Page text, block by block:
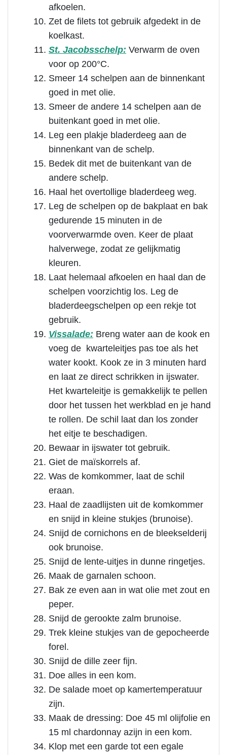
afkoelen.
Zet de filets tot gebruik afgedekt in de
koelkast.
St. Jacobsschelp: Verwarm de oven
voor op 200°C.
Smeer 14 schelpen aan de binnenkant
goed in met olie.
Smeer de andere 14 schelpen aan de
buitenkant goed in met olie.
Leg een plakje bladerdeeg aan de
binnenkant van de schelp.
Bedek dit met de buitenkant van de
andere schelp.
Haal het overtollige bladerdeeg weg.
Leg de schelpen op de bakplaat en bak
gedurende 15 minuten in de
voorverwarmde oven. Keer de plaat
halverwege, zodat ze gelijkmatig
kleuren.
Laat helemaal afkoelen en haal dan de
schelpen voorzichtig los. Leg de
bladerdeegschelpen op een rekje tot
gebruik.
Vissalade: Breng water aan de kook en
voeg de kwarteleitjes pas toe als het
water kookt. Kook ze in 3 minuten hard
en laat ze direct schrikken in ijswater.
Het kwarteleitje is gemakkelijk te pellen
door het tussen het werkblad en je hand
te rollen. De schil laat dan los zonder
het eitje te beschadigen.
Bewaar in ijswater tot gebruik.
Giet de maïskorrels af.
Was de komkommer, laat de schil
eraan.
Haal de zaadlijsten uit de komkommer
en snijd in kleine stukjes (brunoise).
Snijd de cornichons en de bleekselderij
ook brunoise.
Snijd de lente-uitjes in dunne ringetjes.
Maak de garnalen schoon.
Bak ze even aan in wat olie met zout en
peper.
Snijd de gerookte zalm brunoise.
Trek kleine stukjes van de gepocheerde
forel.
Snijd de dille zeer fijn.
Doe alles in een kom.
De salade moet op kamertemperatuur
zijn.
Maak de dressing: Doe 45 ml olijfolie en
15 ml chardonnay azijn in een kom.
Klop met een garde tot een egale